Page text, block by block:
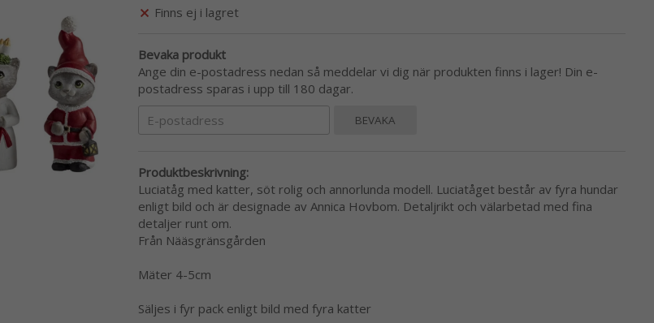
Finns ej i lagret
Bevaka produkt
Ange din e-postadress nedan så meddelar vi dig när produkten finns i lager! Din e-
postadress sparas i upp till 180 dagar.
BEVAKA
Produktbeskrivning:
Luciatåg med katter, söt rolig och annorlunda modell. Luciatåget består av fyra hundar
enligt bild och är designade av Annica Hovbom. Detaljrikt och välarbetad med fina
detaljer runt om.
Från Nääsgränsgården
Mäter 4-5cm
Säljes i fyr pack enligt bild med fyra katter